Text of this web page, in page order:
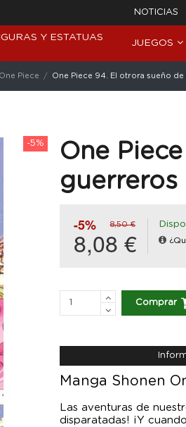
NOTICIAS
Y ESTATUAS
JUEGOS
Piece One Piece 94. El otrora sueño
-5%
One
guerreros
-5% 8,50 €
8,08 €
Comprar
Manga Shonen
Las aventuras de
disparatadas! ¡Y